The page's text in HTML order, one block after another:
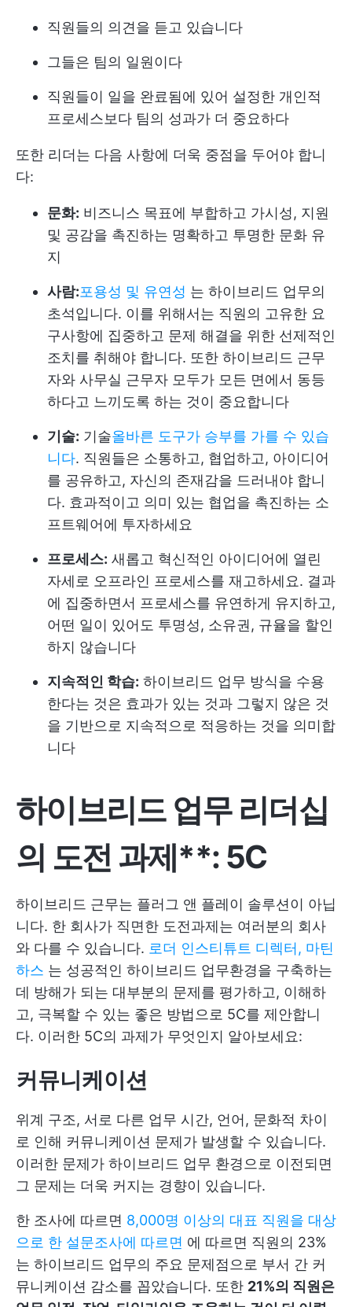
직원들의 의견을 듣고 있습니다
그들은 팀의 일원이다
직원들이 일을 완료됨에 있어 설정한 개인적
프로세스보다 팀의 성과가 더 중요하다
또한 리더는 다음 사항에 더욱 중점을 두어야 합니
다:
문화: 비즈니스 목표에 부합하고 가시성, 지원
및 공감을 촉진하는 명확하고 투명한 문화 유
지
사람:포용성 및 유연성 는 하이브리드 업무의
초석입니다. 이를 위해서는 직원의 고유한 요
구사항에 집중하고 문제 해결을 위한 선제적인
조치를 취해야 합니다. 또한 하이브리드 근무
자와 사무실 근무자 모두가 모든 면에서 동등
하다고 느끼도록 하는 것이 중요합니다
기술: 기술올바른 도구가 승부를 가를 수 있습
니다. 직원들은 소통하고, 협업하고, 아이디어
를 공유하고, 자신의 존재감을 드러내야 합니
다. 효과적이고 의미 있는 협업을 촉진하는 소
프트웨어에 투자하세요
프로세스: 새롭고 혁신적인 아이디어에 열린
자세로 오프라인 프로세스를 재고하세요. 결과
에 집중하면서 프로세스를 유연하게 유지하고,
어떤 일이 있어도 투명성, 소유권, 규율을 할인
하지 않습니다
지속적인 학습: 하이브리드 업무 방식을 수용
한다는 것은 효과가 있는 것과 그렇지 않은 것
을 기반으로 지속적으로 적응하는 것을 의미합
니다
하이브리드 업무 리더십
의 도전 과제**: 5C
하이브리드 근무는 플러그 앤 플레이 솔루션이 아닙
니다. 한 회사가 직면한 도전과제는 여러분의 회사
와 다를 수 있습니다. 로더 인스티튜트 디렉터, 마틴
하스 는 성공적인 하이브리드 업무환경을 구축하는
데 방해가 되는 대부분의 문제를 평가하고, 이해하
고, 극복할 수 있는 좋은 방법으로 5C를 제안합니
다. 이러한 5C의 과제가 무엇인지 알아보세요:
커뮤니케이션
위계 구조, 서로 다른 업무 시간, 언어, 문화적 차이
로 인해 커뮤니케이션 문제가 발생할 수 있습니다.
이러한 문제가 하이브리드 업무 환경으로 이전되면
그 문제는 더욱 커지는 경향이 있습니다.
한 조사에 따르면 8,000명 이상의 대표 직원을 대상
으로 한 설문조사에 따르면 에 따르면 직원의 23%
는 하이브리드 업무의 주요 문제점으로 부서 간 커
뮤니케이션 감소를 꼽았습니다. 또한 21%의 직원은